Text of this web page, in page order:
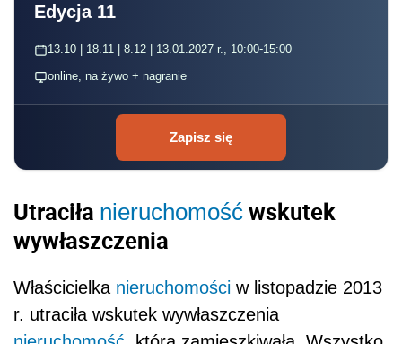
Edycja 11
13.10 | 18.11 | 8.12 | 13.01.2027 r., 10:00-15:00
online, na żywo + nagranie
Zapisz się
Utraciła nieruchomość wskutek
wywłaszczenia
Właścicielka nieruchomości w listopadzie 2013
r. utraciła wskutek wywłaszczenia